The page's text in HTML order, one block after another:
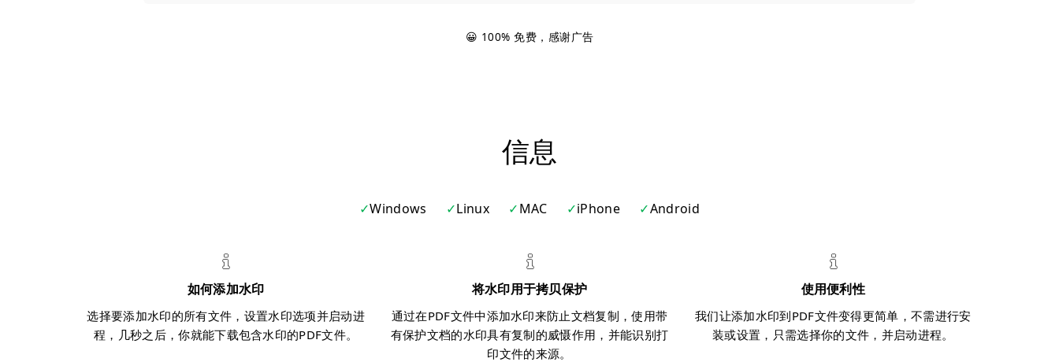
😀 100% 免费，感谢广告
信息
Windows Linux MAC iPhone Android
如何添加水印
选择要添加水印的所有文件，设置水印选项并启动进
程，几秒之后，你就能下载包含水印的PDF文件。
将水印用于拷贝保护
通过在PDF文件中添加水印来防止文档复制，使用带
有保护文档的水印具有复制的威慑作用，并能识别打
印文件的来源。
使用便利性
我们让添加水印到PDF文件变得更简单，不需进行安
装或设置，只需选择你的文件，并启动进程。